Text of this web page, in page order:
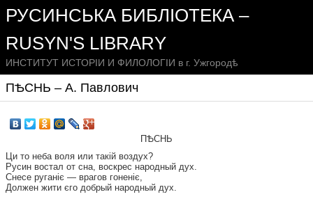
РУСИНСЬКА БИБЛІОТЕКА –
RUSYN'S LIBRARY
ИНСТИТУТ ИСТОРІИ И ФИЛОЛОГІИ в г. Ужгородѣ
ПѢСНЬ – А. Павлович
ПѢСНЬ
Ци то неба воля или такій воздух?
Русин востал от сна, воскрес народный дух.
Снесе руганіє — врагов гоненіє,
Должен жити єго добрый народный дух.